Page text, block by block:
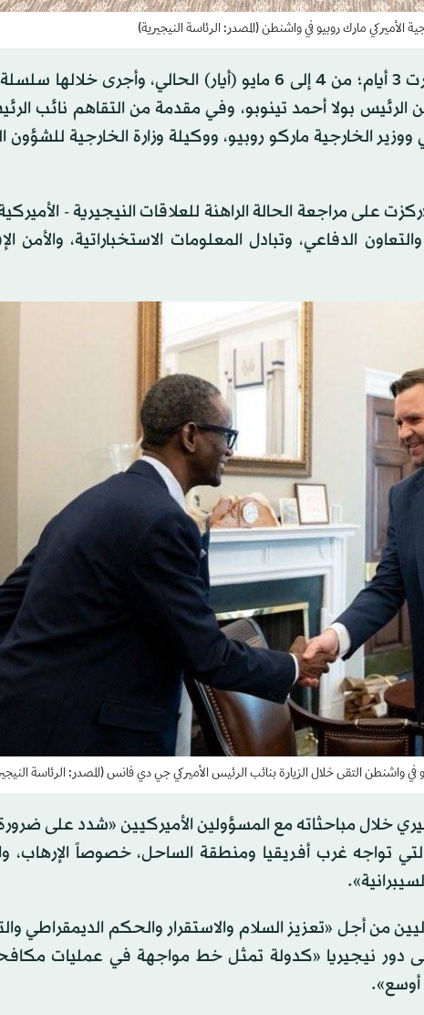
الأميركي مارك روبيو في واشنطن (المصدر: الرئاسة النيجيرية)
وقال أونانوغا إن زيارة ريبادو إلى واشنطن استمرت 3 أيام؛ من 4 إلى 6 مايو (أيار)
الرئيس بولا أحمد تينوبو، وفي مقدمة من التقاهم نائب
الخارجية ماركو روبيو، ووكيلة وزارة الخارجية للشؤون
على مراجعة الحالة الراهنة للعلاقات النيجيرية -
الدفاعي، وتبادل المعلومات الاستخباراتية، والأمن
واشنطن التقى خلال الزيارة بنائب الرئيس الأميركي جي دي فانس (المصدر: الرئاسة
خلال مباحثاته مع المسؤولين الأميركيين «شدد على ضرورة
تواجه غرب أفريقيا ومنطقة الساحل، خصوصاً الإرهاب،
من أجل «تعزيز السلام والاستقرار والحكم الديمقراطي
دور نيجيريا «كدولة تمثل خط مواجهة في عمليات